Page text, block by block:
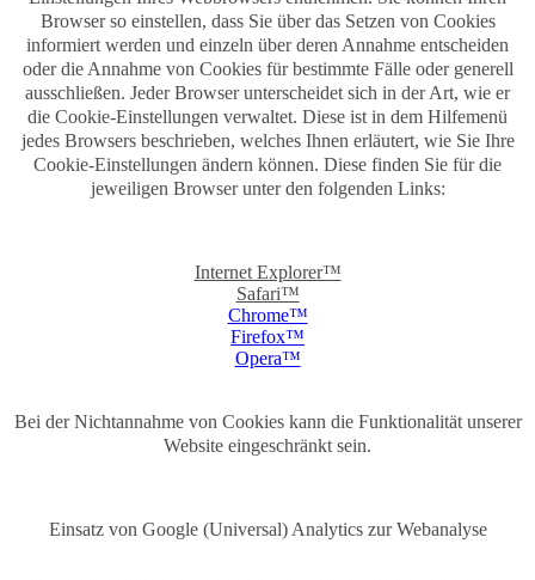
Browser so einstellen, dass Sie über das Setzen von Cookies
informiert werden und einzeln über deren Annahme entscheiden
oder die Annahme von Cookies für bestimmte Fälle oder generell
ausschließen. Jeder Browser unterscheidet sich in der Art, wie er
die Cookie-Einstellungen verwaltet. Diese ist in dem Hilfemenü
jedes Browsers beschrieben, welches Ihnen erläutert, wie Sie Ihre
Cookie-Einstellungen ändern können. Diese finden Sie für die
jeweiligen Browser unter den folgenden Links:
Internet Explorer™
Safari™
Chrome™
Firefox™
Opera™
Bei der Nichtannahme von Cookies kann die Funktionalität unserer
Website eingeschränkt sein.
Einsatz von Google (Universal) Analytics zur Webanalyse